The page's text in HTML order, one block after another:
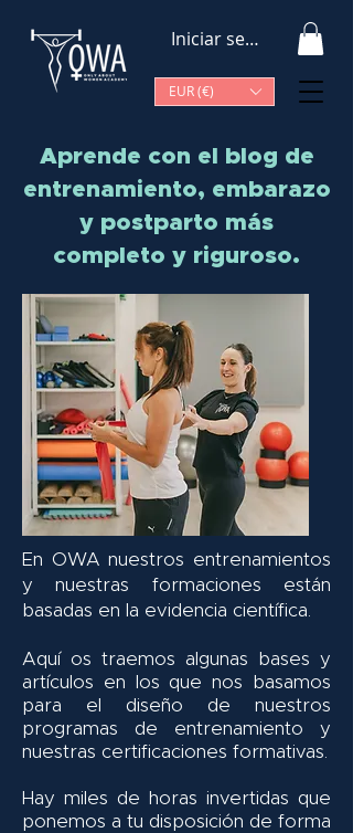
EUR (€)
Iniciar sesión
Aprende con el blog de
entrenamiento, embarazo
y postparto más
completo y riguroso.
En OWA nuestros entrenamientos
y nuestras formaciones están
basadas en la evidencia científica.
Aquí os traemos algunas bases y
artículos en los que nos basamos
para el diseño de nuestros
programas de entrenamiento y
nuestras certificaciones formativas.
Hay miles de horas invertidas que
ponemos a tu disposición de forma